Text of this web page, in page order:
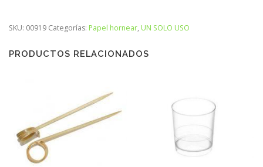
SKU: 00919 Categorías: Papel hornear, UN SOLO USO
PRODUCTOS RELACIONADOS